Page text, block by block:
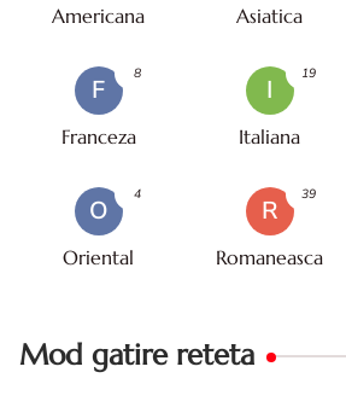
Americana Asiatica
F
Franceza
8
I
Italiana
19
O
Oriental
4
R
Romaneasca
39
Mod gatire reteta